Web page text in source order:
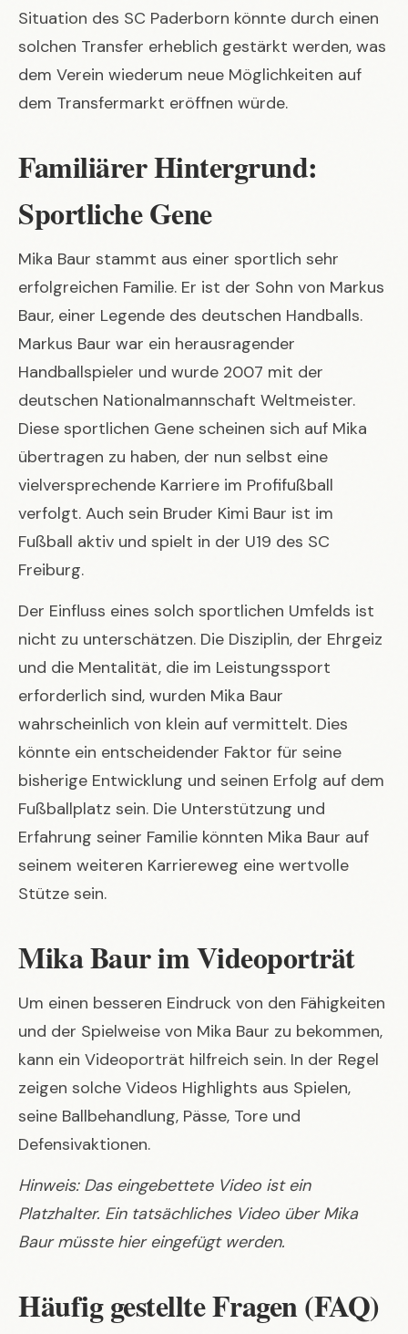
Situation des SC Paderborn könnte durch einen
solchen Transfer erheblich gestärkt werden, was
dem Verein wiederum neue Möglichkeiten auf
dem Transfermarkt eröffnen würde.
Familiärer Hintergrund:
Sportliche Gene
Mika Baur stammt aus einer sportlich sehr
erfolgreichen Familie. Er ist der Sohn von Markus
Baur, einer Legende des deutschen Handballs.
Markus Baur war ein herausragender
Handballspieler und wurde 2007 mit der
deutschen Nationalmannschaft Weltmeister.
Diese sportlichen Gene scheinen sich auf Mika
übertragen zu haben, der nun selbst eine
vielversprechende Karriere im Profifußball
verfolgt. Auch sein Bruder Kimi Baur ist im
Fußball aktiv und spielt in der U19 des SC
Freiburg.
Der Einfluss eines solch sportlichen Umfelds ist
nicht zu unterschätzen. Die Disziplin, der Ehrgeiz
und die Mentalität, die im Leistungssport
erforderlich sind, wurden Mika Baur
wahrscheinlich von klein auf vermittelt. Dies
könnte ein entscheidender Faktor für seine
bisherige Entwicklung und seinen Erfolg auf dem
Fußballplatz sein. Die Unterstützung und
Erfahrung seiner Familie könnten Mika Baur auf
seinem weiteren Karriereweg eine wertvolle
Stütze sein.
Mika Baur im Videoporträt
Um einen besseren Eindruck von den Fähigkeiten
und der Spielweise von Mika Baur zu bekommen,
kann ein Videoporträt hilfreich sein. In der Regel
zeigen solche Videos Highlights aus Spielen,
seine Ballbehandlung, Pässe, Tore und
Defensivaktionen.
Hinweis: Das eingebettete Video ist ein
Platzhalter. Ein tatsächliches Video über Mika
Baur müsste hier eingefügt werden.
Häufig gestellte Fragen (FAQ)